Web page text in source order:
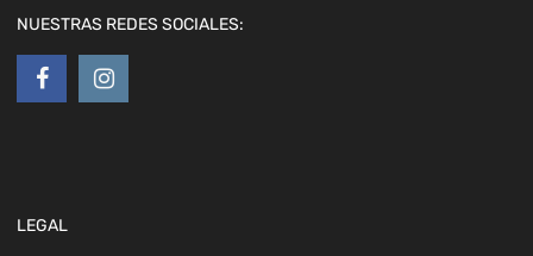
NUESTRAS REDES SOCIALES:
LEGAL